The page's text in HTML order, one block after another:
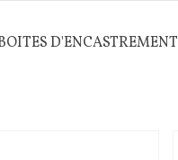
D'ENCASTREMENT